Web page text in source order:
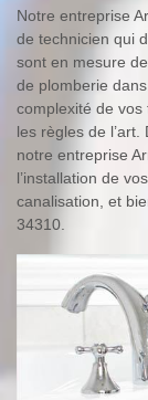
Notre entreprise
de technicien qui
sont en mesure
de plomberie
complexité de
les règles de
notre entreprise
l’installation de
canalisation, et
34310.